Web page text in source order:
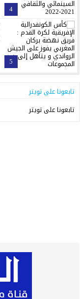
4
5
تابعونا على تويتر
تابعونا على تويتر